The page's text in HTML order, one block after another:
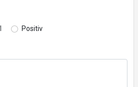
Positiv